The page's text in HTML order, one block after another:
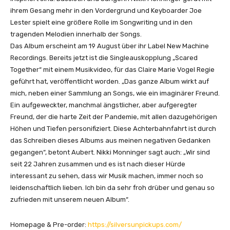
ihrem Gesang mehr in den Vordergrund und Keyboarder Joe
Lester spielt eine größere Rolle im Songwriting und in den
tragenden Melodien innerhalb der Songs.
Das Album erscheint am 19 August über ihr Label New Machine
Recordings. Bereits jetzt ist die Singleauskopplung „Scared
Together“ mit einem Musikvideo, für das Claire Marie Vogel Regie
geführt hat, veröffentlicht worden. „Das ganze Album wirkt auf
mich, neben einer Sammlung an Songs, wie ein imaginärer Freund.
Ein aufgeweckter, manchmal ängstlicher, aber aufgeregter
Freund, der die harte Zeit der Pandemie, mit allen dazugehörigen
Höhen und Tiefen personifiziert. Diese Achterbahnfahrt ist durch
das Schreiben dieses Albums aus meinen negativen Gedanken
gegangen“, betont Aubert. Nikki Monninger sagt auch: „Wir sind
seit 22 Jahren zusammen und es ist nach dieser Hürde
interessant zu sehen, dass wir Musik machen, immer noch so
leidenschaftlich lieben. Ich bin da sehr froh drüber und genau so
zufrieden mit unserem neuen Album“.
Homepage & Pre-order: https://silversunpickups.com/